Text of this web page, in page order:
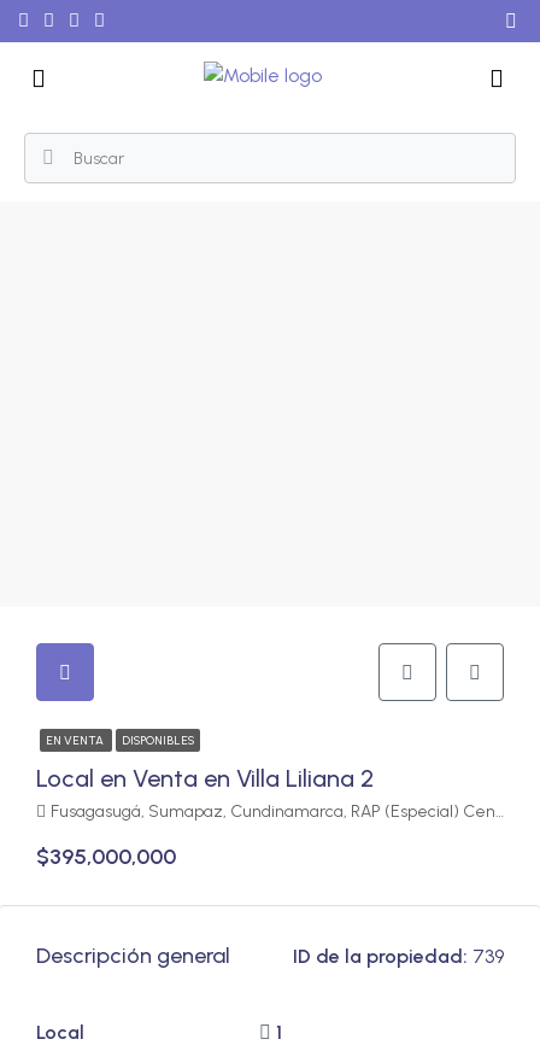
EN VENTA DISPONIBLES
Local en Venta en Villa Liliana 2
Fusagasugá, Sumapaz, Cundinamarca, RAP (Especial) Central, Colombia
$395,000,000
Descripción general ID de la propiedad: 739
Local
1